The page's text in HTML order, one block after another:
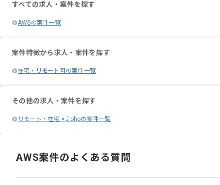
すべての求人・案件を探す
AWSの案件一覧
案件特徴から求人・案件を探す
在宅・リモート可の案件一覧
その他の求人・案件を探す
リモート・在宅 × Zohoの案件一覧
AWS案件のよくある質問